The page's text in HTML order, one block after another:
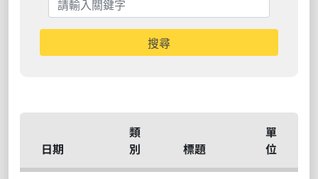
搜尋
日期
類
別
標題
單
位